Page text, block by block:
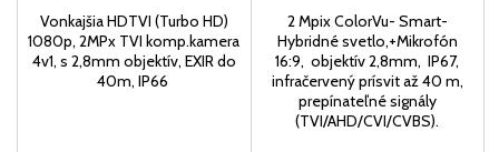
Vonkajšia HDTVI (Turbo HD)
1080p, 2MPx TVI komp.kamera
4v1, s 2,8mm objektív, EXIR do
40m, IP66
2 Mpix ColorVu- Smart-
Hybridné svetlo,+Mikrofón
16:9, objektív 2,8mm, IP67,
infračervený prísvit až 40 m,
prepínateľné signály
(TVI/AHD/CVI/CVBS).